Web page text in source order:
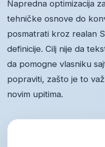
Napredna optimizacija
tehničke osnove do
posmatrati kroz realan
definicije. Cilj nije da
da pomogne vlasniku
popraviti, zašto je to
novim upitima.